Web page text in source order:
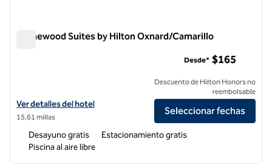
Homewood Suites by Hilton Oxnard/Camarillo
Ver detalles del hotel Homewood Suites by Hilton Oxnard/Camarillo
Ver detalles del hotel
15,61 millas
Desde* $165
Descuento de Hilton Honors no
reembolsable
Seleccionar fechas
Desayuno gratis
Estacionamiento gratis
Piscina al aire libre